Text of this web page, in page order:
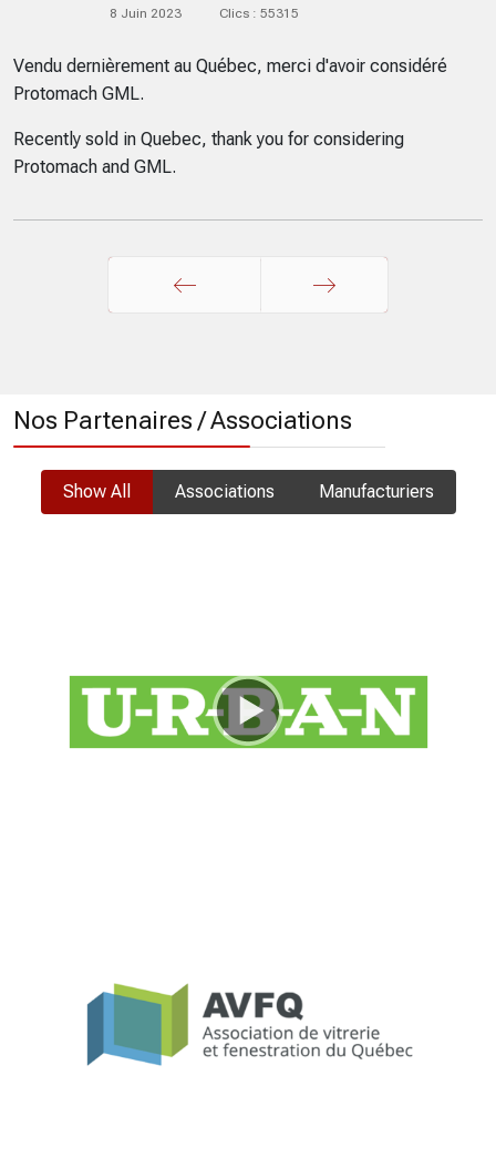
8 Juin 2023
Clics : 55315
Vendu dernièrement au Québec, merci d'avoir considéré
Protomach GML.
Recently sold in Quebec, thank you for considering
Protomach and GML.
Nos Partenaires / Associations
Show All Associations Manufacturiers